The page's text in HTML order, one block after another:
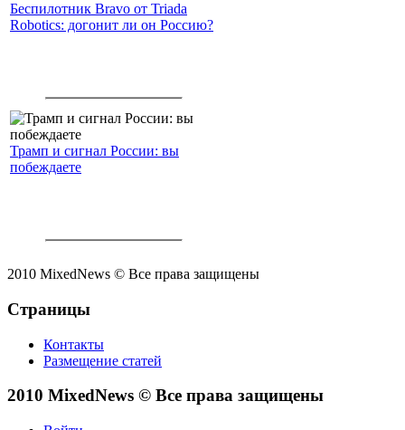
Беспилотник Bravo от Triada
Robotics: догонит ли он Россию?
Трамп и сигнал России: вы
побеждаете
2010 MixedNews © Все права защищены
Страницы
Контакты
Размещение статей
2010 MixedNews © Все права защищены